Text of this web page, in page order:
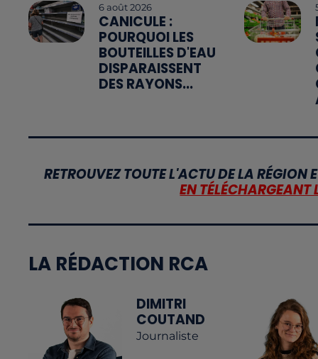
6 août 2026
CANICULE :
POURQUOI LES
BOUTEILLES D'EAU
DISPARAISSENT
DES RAYONS...
RETROUVEZ TOUTE L'ACTU DE LA RÉGION
EN
LA RÉDACTION RCA
DIMITRI
COUTAND
Journaliste